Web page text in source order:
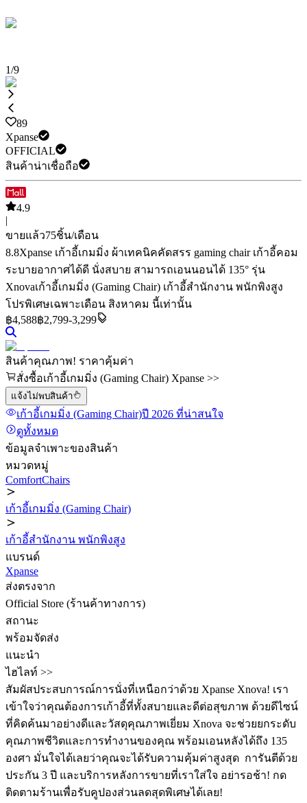
1/9
89
Xpanse
OFFICIAL
สินค้าน่าเชื่อถือ
4.9
|
ขายแล้ว75ชิ้น/เดือน
8.8Xpanse เก้าอี้เกมมิ่ง ผ้าเทคนิคคัดสรร gaming chair เก้าอี้คอม
ระบายอากาศได้ดี นั่งสบาย สามารถเอนนอนได้ 135° รุ่น
Xnovaเก้าอี้เกมมิ่ง (Gaming Chair) เก้าอี้สำนักงาน พนักพิงสูง
โปรพิเศษเฉพาะเดือน สิงหาคม นี้เท่านั้น
฿4,588฿2,799-3,299
สินค้าคุณภาพ! ราคาคุ้มค่า
สั่งซื้อเก้าอี้เกมมิ่ง (Gaming Chair) Xpanse >>
แจ้งไม่พบสินค้า
เก้าอี้เกมมิ่ง (Gaming Chair)ปี 2026 ที่น่าสนใจ
ดูทั้งหมด
ข้อมูลจำเพาะของสินค้า
หมวดหมู่
ComfortChairs
เก้าอี้เกมมิ่ง (Gaming Chair)
เก้าอี้สำนักงาน พนักพิงสูง
แบรนด์
Xpanse
ส่งตรงจาก
Official Store (ร้านค้าทางการ)
สถานะ
พร้อมจัดส่ง
แนะนำ
ไฮไลท์ >>
สัมผัสประสบการณ์การนั่งที่เหนือกว่าด้วย Xpanse Xnova! เรา
เข้าใจว่าคุณต้องการเก้าอี้ที่ทั้งสบายและดีต่อสุขภาพ ด้วยดีไซน์
ที่คิดค้นมาอย่างดีและวัสดุคุณภาพเยี่ยม Xnova จะช่วยยกระดับ
คุณภาพชีวิตและการทำงานของคุณ พร้อมเอนหลังได้ถึง 135
องศา มั่นใจได้เลยว่าคุณจะได้รับความคุ้มค่าสูงสุด ️ การันตีด้วย
ประกัน 3 ปี และบริการหลังการขายที่เราใส่ใจ อย่ารอช้า! กด
ติดตามร้านเพื่อรับคูปองส่วนลดสุดพิเศษได้เลย!